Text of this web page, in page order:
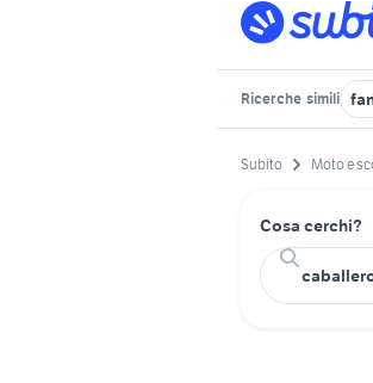
Ricerche simili
Subito Moto e
Cosa cerchi?